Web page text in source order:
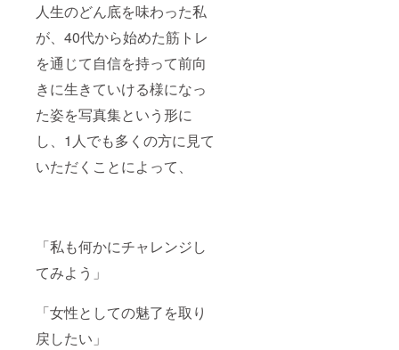
人生のどん底を味わった私
が、40代から始めた筋トレ
を通じて自信を持って前向
きに生きていける様になっ
た姿を写真集という形に
し、1人でも多くの方に見て
いただくことによって、
「私も何かにチャレンジし
てみよう」
「女性としての魅了を取り
戻したい」